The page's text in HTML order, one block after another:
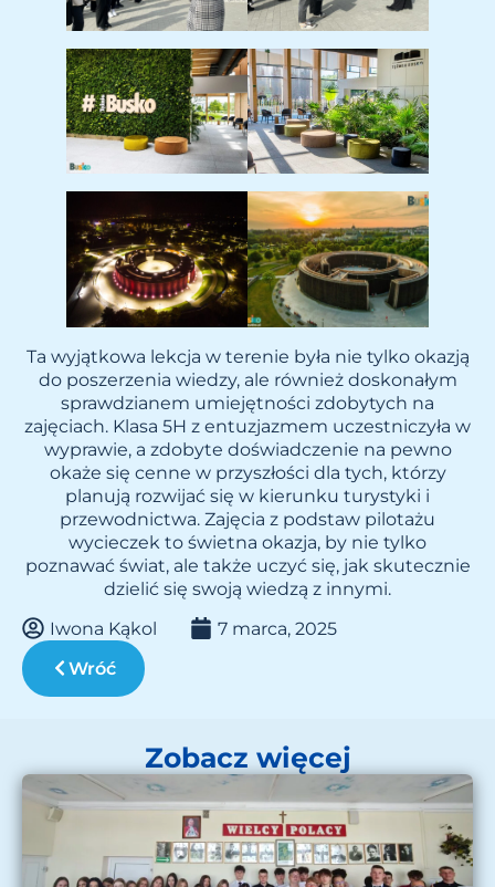
Ta wyjątkowa lekcja w terenie była nie tylko okazją
do poszerzenia wiedzy, ale również doskonałym
sprawdzianem umiejętności zdobytych na
zajęciach. Klasa 5H z entuzjazmem uczestniczyła w
wyprawie, a zdobyte doświadczenie na pewno
okaże się cenne w przyszłości dla tych, którzy
planują rozwijać się w kierunku turystyki i
przewodnictwa. Zajęcia z podstaw pilotażu
wycieczek to świetna okazja, by nie tylko
poznawać świat, ale także uczyć się, jak skutecznie
dzielić się swoją wiedzą z innymi.
Iwona Kąkol
7 marca, 2025
Wróć
Zobacz więcej